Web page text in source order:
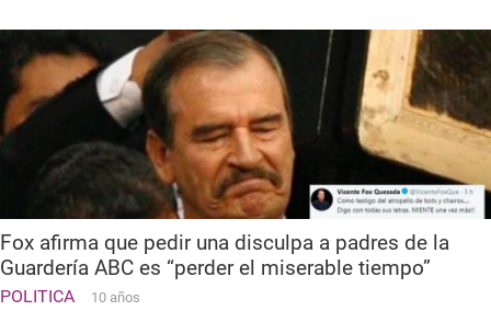
Fox afirma que pedir una disculpa a padres de la
Guardería ABC es “perder el miserable tiempo”
POLITICA 10 años